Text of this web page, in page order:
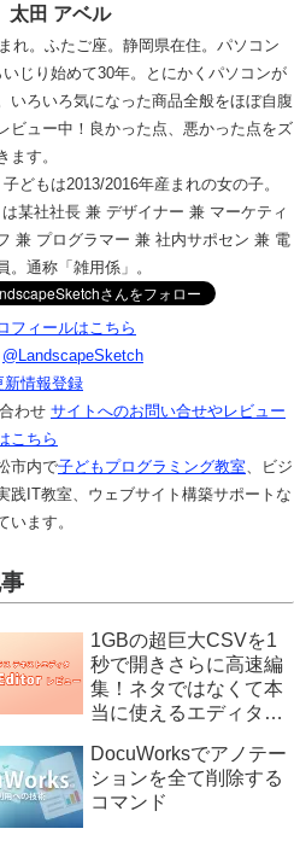
太田 アベル
れ。ふたご座。静岡県在住。パソコン
いじり始めて30年。とにかくパソコンが
いろいろ気になった商品全般をほぼ自腹
ビュー中！良かった点、悪かった点をズ
ます。
どもは2013/2016年産まれの女の子。
某社社長 兼 デザイナー 兼 マーケティ
兼 プログラマー 兼 社内サポセン 兼 電
。通称「雑用係」。
フィールはこちら
@LandscapeSketch
新情報登録
わせ サイトへのお問い合せやレビュー
こちら
市内で子どもプログラミング教室、ビジ
践IT教室、ウェブサイト構築サポートな
います。
1GBの超巨大CSVを1
秒で開きさらに高速編
集！ネタではなくて本
当に使えるエディタ
DocuWorksでアノテー
ションを全て削除する
コマンド